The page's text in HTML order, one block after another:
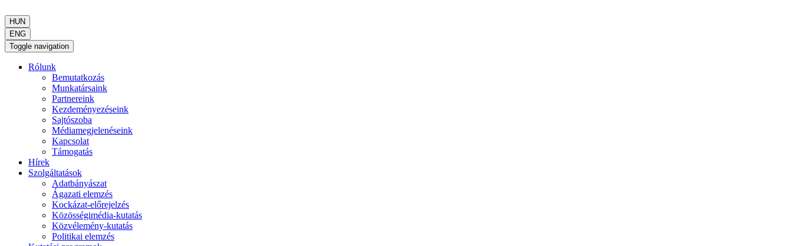
HUN
ENG
Toggle navigation
Rólunk
Bemutatkozás
Munkatársaink
Partnereink
Kezdeményezéseink
Sajtószoba
Médiamegjelenéseink
Kapcsolat
Támogatás
Hírek
Szolgáltatások
Adatbányászat
Ágazati elemzés
Kockázat-előrejelzés
Közösségimédia-kutatás
Közvélemény-kutatás
Politikai elemzés